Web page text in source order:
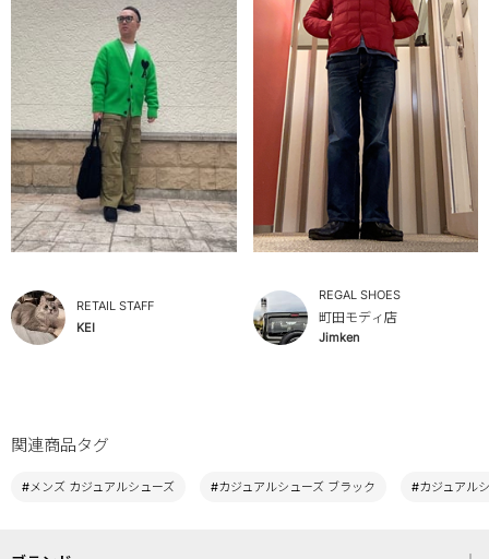
RETAIL STAFF
KEI
REGAL SHOES
町田モディ店
Jimken
関連商品タグ
#メンズ カジュアルシューズ #カジュアルシューズ ブラック #カジュアル